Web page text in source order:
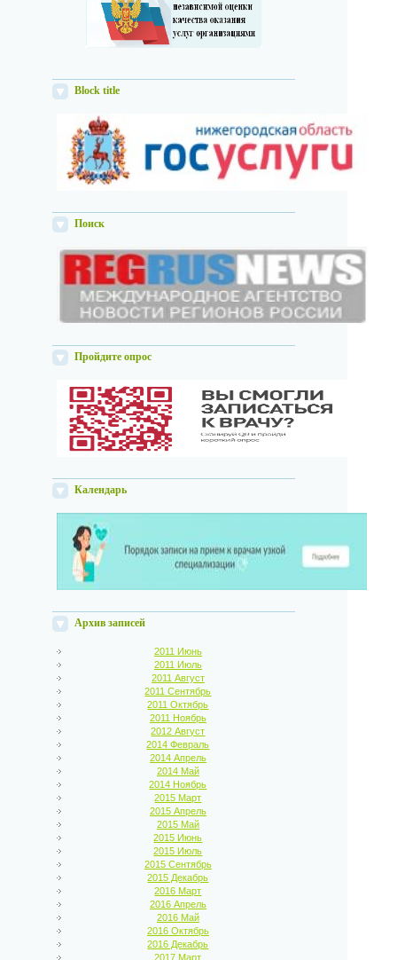
Block title
Поиск
Пройдите опрос
Календарь
Архив записей
2011 Июнь
2011 Июль
2011 Август
2011 Сентябрь
2011 Октябрь
2011 Ноябрь
2012 Август
2014 Февраль
2014 Апрель
2014 Май
2014 Ноябрь
2015 Март
2015 Апрель
2015 Май
2015 Июнь
2015 Июль
2015 Сентябрь
2015 Декабрь
2016 Март
2016 Апрель
2016 Май
2016 Октябрь
2016 Декабрь
2017 Март